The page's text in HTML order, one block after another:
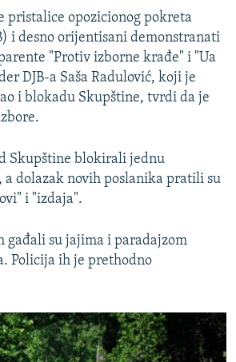
pristalice opozicionog pokreta
i desno orijentisani demonstranati
"Protiv izborne krađe" i "Ua
DJB-a Saša Radulović, koji je
i blokadu Skupštine, tvrdi da je
Skupštine blokirali jednu
a dolazak novih poslanika pratili su
i "izdaja".
gađali su jajima i paradajzom
Policija ih je prethodno